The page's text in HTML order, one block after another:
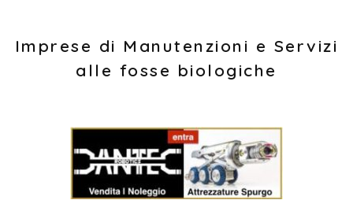
Imprese di Manutenzioni e Servizi
alle fosse biologiche